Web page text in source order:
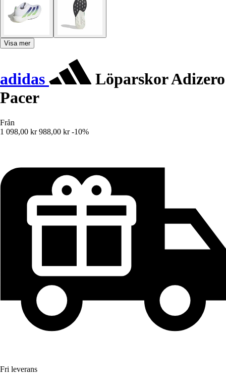
Visa mer
adidas
Löparskor Adizero
Pacer
Från
1 098,00 kr 988,00 kr -10%
Fri leverans